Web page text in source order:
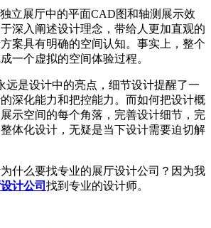
独立展厅中的平面CAD图和轴测展示效
深入阐述设计理念，带给人更加直观的
案具有明确的空间认知。事实上，整个
一个虚拟的空间体验过程。
远是设计中的亮点，细节设计提醒了一
深化能力和把控能力。而如何把设计概
示空间的每个角落，完善设计细节，完
体化设计，无疑是当下设计需要迫切解
什么要找专业的展厅设计公司？因为我
计公司 找到专业的设计师。